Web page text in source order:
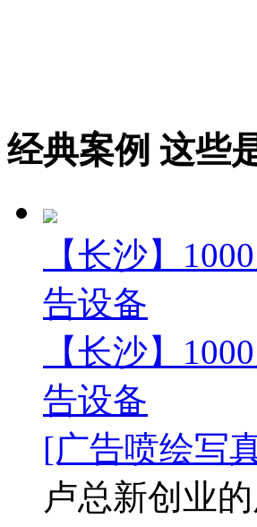
经典案例 这些
【长沙】
告设备
【长沙】
告设备
[广告喷绘写
卢总新创业